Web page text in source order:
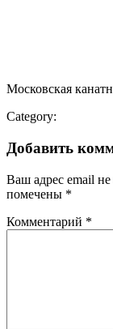
Московская
Category:
Добавить
Ваш адрес email не
помечены *
Комментарий *